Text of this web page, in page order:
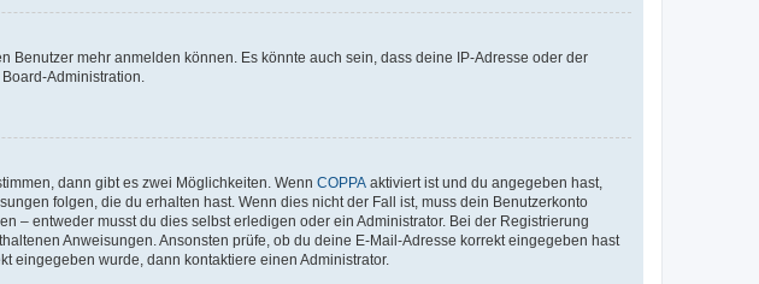
mehr anmelden können. Es könnte auch sein, dass deine IP-Adresse oder der
Administration.
dann gibt es zwei Möglichkeiten. Wenn COPPA aktiviert ist und du angegeben hast,
folgen, die du erhalten hast. Wenn dies nicht der Fall ist, muss dein Benutzerkonto
– entweder musst du dies selbst erledigen oder ein Administrator. Bei der Registrierung
Anweisungen. Ansonsten prüfe, ob du deine E-Mail-Adresse korrekt eingegeben hast
eingegeben wurde, dann kontaktiere einen Administrator.